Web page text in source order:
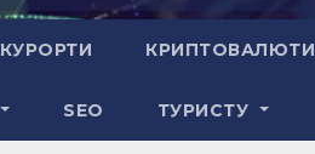
КУРОРТИ КРИПТОВАЛЮТИ
SEO ТУРИСТУ